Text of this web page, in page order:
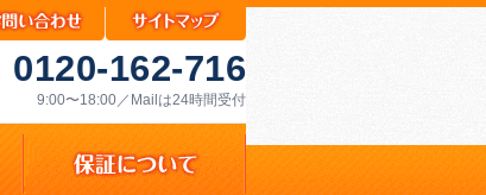
0120-162-716
9:00〜18:00／Mailは24時間受付